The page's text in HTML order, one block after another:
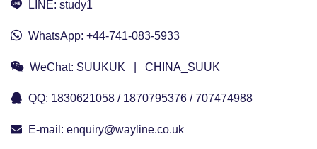
LINE: study1
WhatsApp: +44-741-083-5933
WeChat: SUUKUK | CHINA_SUUK
QQ: 1830621058 / 1870795376 / 707474988
E-mail: enquiry@wayline.co.uk